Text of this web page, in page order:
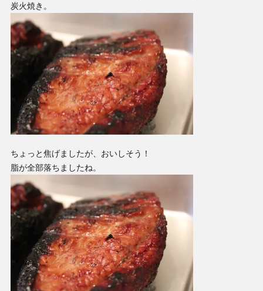
炭火焼き。
ちょっと焦げましたが、おいしそう！
脂が全部落ちましたね。